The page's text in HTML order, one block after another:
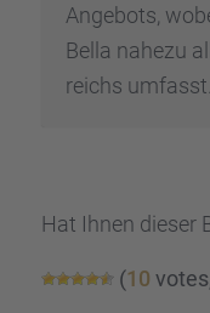
Angebots,
Bella nahezu
reichs umfasst.
Hat Ihnen dieser
(10